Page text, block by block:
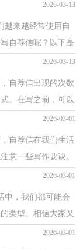
整理的...
2026-03-13
越来越经常使用自
自荐信呢？以下是
起来看看吧...2026-03-13
自荐信出现的次数
。在写之前，可以
信7...
2026-03-01
自荐信在我们生活
意一些写作要诀。
精...
2026-03-01
中，我们都可能会
类型。相信大家又
自...
2026-03-01